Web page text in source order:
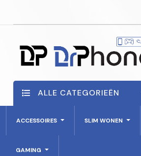
ALLE CATEGORIEËN
ACCESSOIRES SLIM WONEN
GAMING